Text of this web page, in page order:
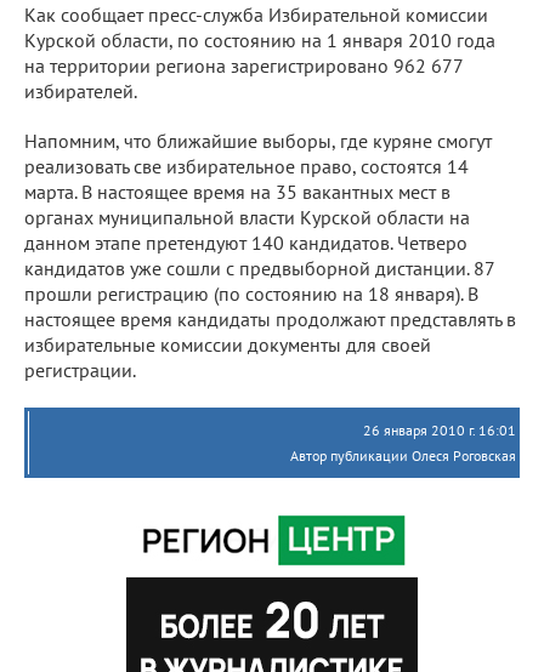
Как сообщает пресс-служба Избирательной комиссии
Курской области, по состоянию на 1 января 2010 года
на территории региона зарегистрировано 962 677
избирателей.
Напомним, что ближайшие выборы, где куряне смогут
реализовать све избирательное право, состоятся 14
марта. В настоящее время на 35 вакантных мест в
органах муниципальной власти Курской области на
данном этапе претендуют 140 кандидатов. Четверо
кандидатов уже сошли с предвыборной дистанции. 87
прошли регистрацию (по состоянию на 18 января). В
настоящее время кандидаты продолжают представлять в
избирательные комиссии документы для своей
регистрации.
26 января 2010 г. 16:01
Автор публикации Олеся Роговская